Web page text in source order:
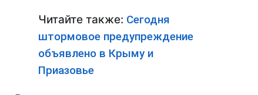
Читайте также: Сегодня
штормовое предупреждение
объявлено в Крыму и
Приазовье